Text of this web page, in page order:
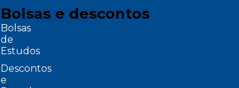
Bolsas e descontos
Bolsas
de
Estudos
Descontos
e